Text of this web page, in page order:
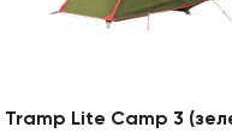
Tramp Lite Camp 3